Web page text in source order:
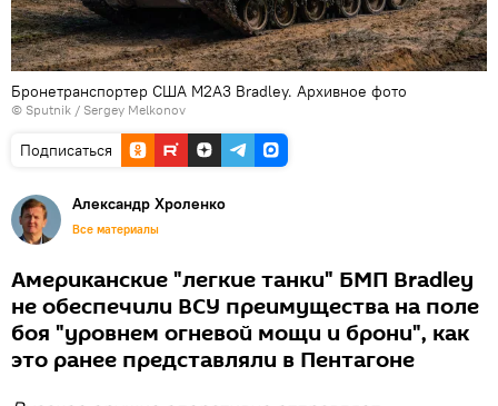
Бронетранспортер США M2A3 Bradley. Архивное фото
© Sputnik / Sergey Melkonov
Подписаться
Александр Хроленко
Все материалы
Американские "легкие танки" БМП Bradley
не обеспечили ВСУ преимущества на поле
боя "уровнем огневой мощи и брони", как
это ранее представляли в Пентагоне